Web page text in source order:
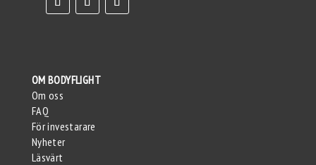
OM BODYFLIGHT
Om oss
FAQ
För investarare
Nyheter
Läsvärt